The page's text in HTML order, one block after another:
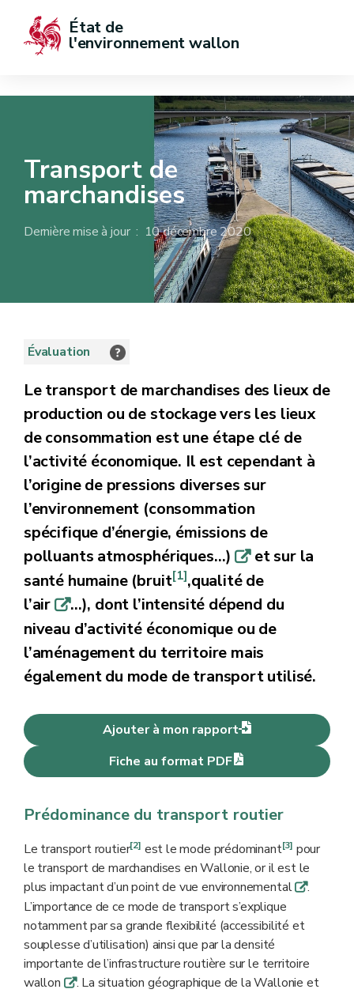
État de
l'environnement wallon
Transport de
marchandises
Dernière mise à jour : 10 décembre 2020
Évaluation
Le transport de marchandises des lieux de
production ou de stockage vers les lieux
de consommation est une étape clé de
l’activité économique. Il est cependant à
l’origine de pressions diverses sur
l’environnement (consommation
spécifique d’énergie, émissions de
polluants atmosphériques…)qet sur la
santé humaine (bruit[1],qualité de
l’air q…), dont l’intensité dépend du
niveau d’activité économique ou de
l’aménagement du territoire mais
également du mode de transport utilisé.
Ajouter à mon rapport
Fiche au format PDF
Prédominance du transport routier
Le transport routier[2] est le mode prédominant[3] pour
le transport de marchandises en Wallonie, or il est le
plus impactant d’un point de vue environnementalq.
L’importance de ce mode de transport s’explique
notamment par sa grande flexibilité (accessibilité et
souplesse d’utilisation) ainsi que par la densité
importante de l’infrastructure routière sur le territoire
wallon q. La situation géographique de la Wallonie et